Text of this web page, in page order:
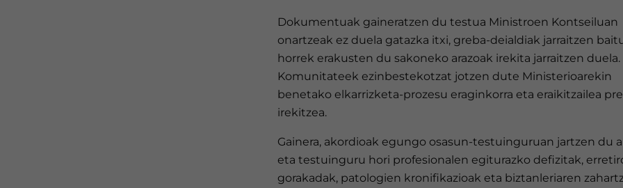
Dokumentuak gaineratzen du testua Ministroen Kontseiluan
onartzeak ez duela gatazka itxi, greba-deialdiak jarraitzen
horrek erakusten du sakoneko arazoak irekita jarraitzen duela.
Komunitateek ezinbestekotzat jotzen dute Ministerioarekin
benetako elkarrizketa-prozesu eraginkorra eta eraikitzailea
irekitzea.
Gainera, akordioak egungo osasun-testuinguruan jartzen du
eta testuinguru hori profesionalen egiturazko defizitak,
gorakadak, patologien kronifikazioak eta biztanleriaren